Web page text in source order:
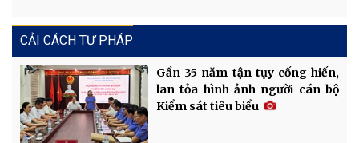
CẢI CÁCH TƯ PHÁP
Gần 35 năm tận tụy cống hiến,
lan tỏa hình ảnh người cán bộ
Kiểm sát tiêu biểu